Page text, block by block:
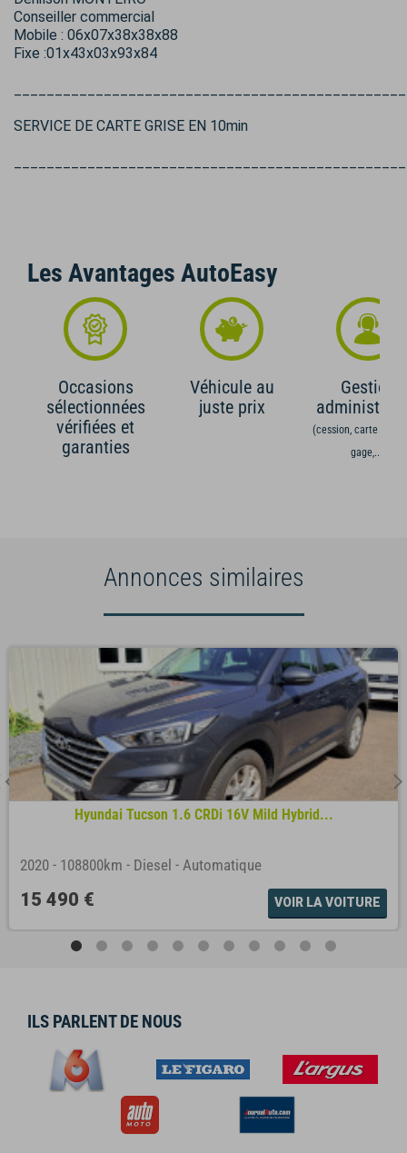
Conseiller commercial
Mobile : 06x07x38x38x88
Fixe :01x43x03x93x84
SERVICE DE CARTE GRISE EN 10min
Les Avantages AutoEasy
Occasions
sélectionnées
vérifiées et
garanties
Véhicule au
juste prix
Gestion
(cession, carte grise,
gage,...)
Annonces similaires
Hyundai Tucson 1.6 CRDi 16V Mild Hybrid...
2020 - 108800km - Diesel - Automatique
15 490 € VOIR LA VOITURE
ILS PARLENT DE NOUS